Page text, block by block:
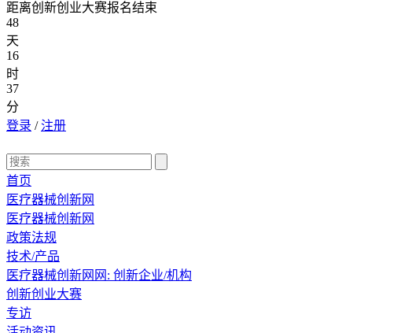
距离创新创业大赛报名结束
48
天
16
时
37
分
登录 / 注册
首页
医疗器械创新网
医疗器械创新网
政策法规
技术/产品
医疗器械创新网网: 创新企业/机构
创新创业大赛
专访